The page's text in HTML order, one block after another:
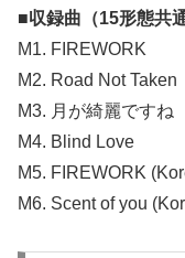
■収録曲（15形態共
M1. FIREWORK
M2. Road Not Taken
M3. 月が綺麗ですね
M4. Blind Love
M5. FIREWORK
M6. Scent of you